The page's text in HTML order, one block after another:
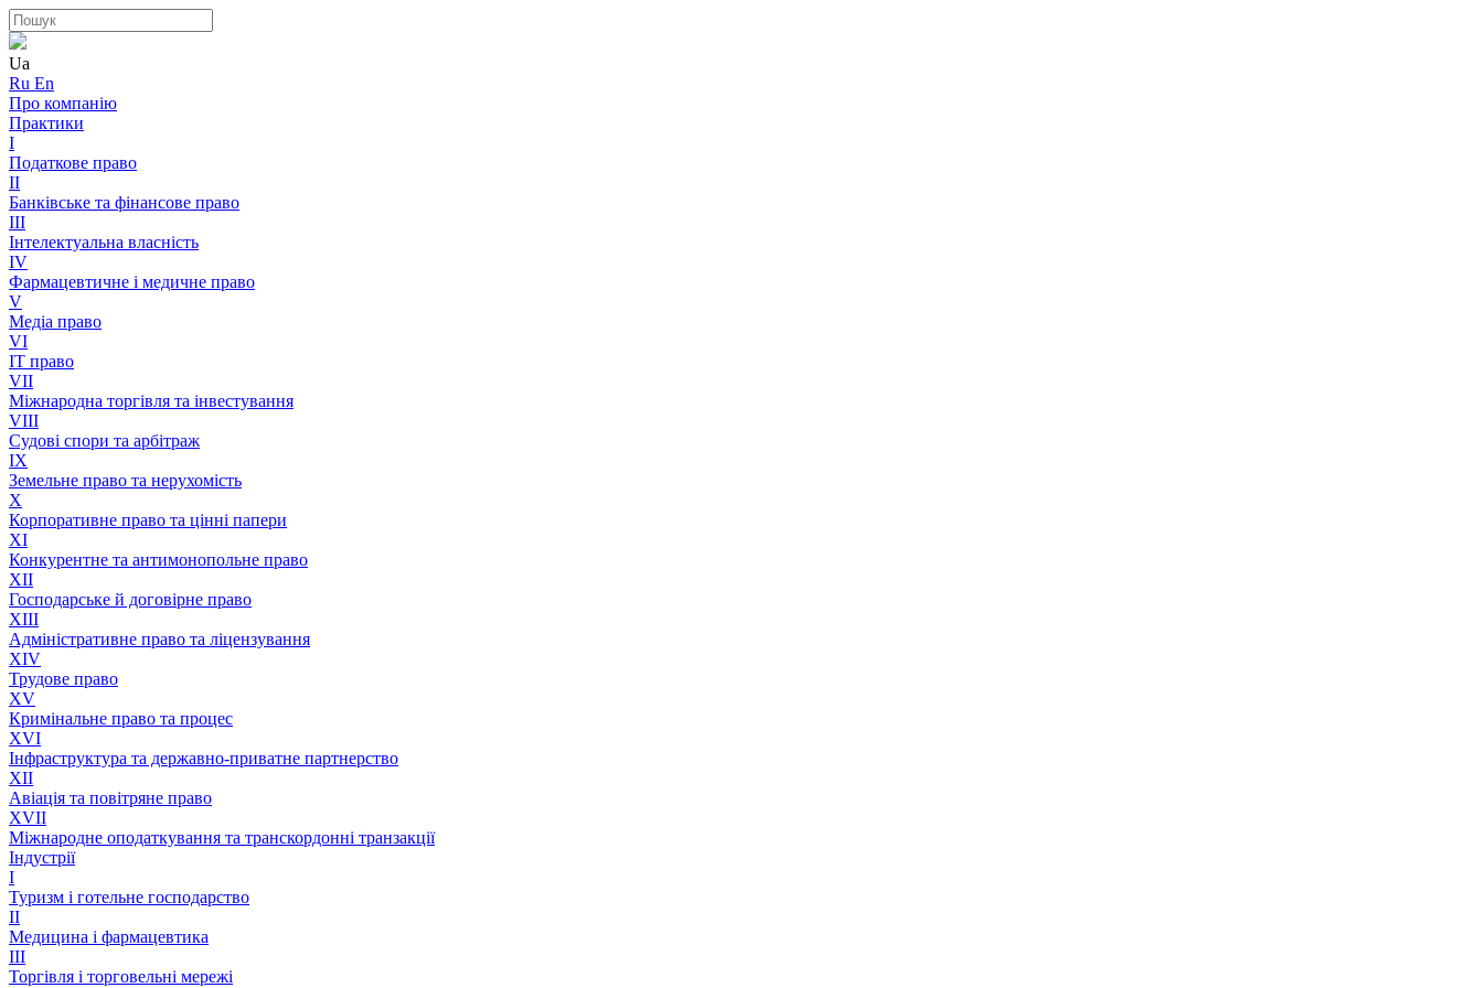
Ua
Ru En
Про компанію
Практики
I
Податкове право
II
Банківське та фінансове право
III
Інтелектуальна власність
IV
Фармацевтичне і медичне право
V
Медіа право
VI
IT право
VII
Міжнародна торгівля та інвестування
VIII
Судові спори та арбітраж
IX
Земельне право та нерухомість
X
Корпоративне право та цінні папери
XI
Конкурентне та антимонопольне право
XII
Господарське й договірне право
XIII
Адмiнiстративне право та лiцензування
XIV
Трудове право
XV
Кримінальне право та процес
XVI
Інфраструктура та державно-приватне партнерство
XII
Авіація та повітряне право
XVII
Міжнародне оподаткування та транскордонні транзакції
Індустрії
I
Туризм і готельне господарство
II
Медицина і фармацевтика
III
Торгівля і торговельні мережі